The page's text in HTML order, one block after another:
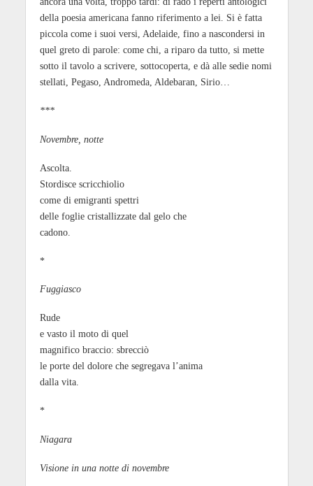
della poesia americana fanno riferimento a lei. Si è fatta
piccola come i suoi versi, Adelaide, fino a nascondersi in
quel greto di parole: come chi, a riparo da tutto, si mette
sotto il tavolo a scrivere, sottocoperta, e dà alle sedie nomi
stellati, Pegaso, Andromeda, Aldebaran, Sirio…
***
Novembre, notte
Ascolta.
Stordisce scricchiolio
come di emigranti spettri
delle foglie cristallizzate dal gelo che
cadono.
*
Fuggiasco
Rude
e vasto il moto di quel
magnifico braccio: sbrecciò
le porte del dolore che segregava l’anima
dalla vita.
*
Niagara
Visione in una notte di novembre